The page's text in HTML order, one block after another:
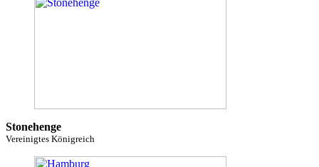
Stonehenge
Vereinigtes Königreich